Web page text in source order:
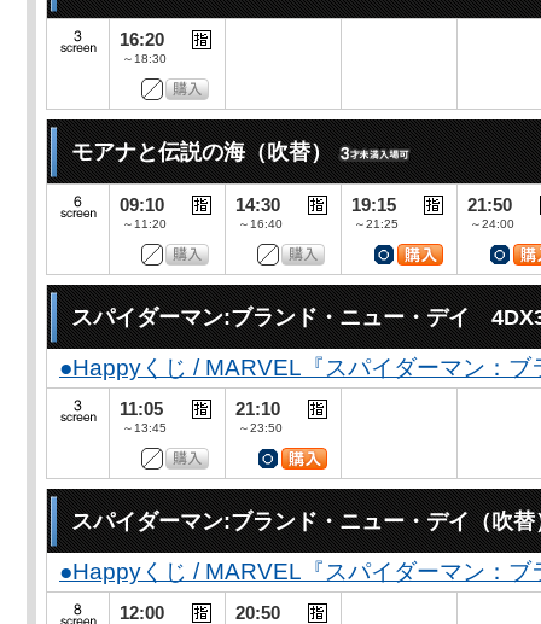
16:20
～18:30
モアナと伝説の海（吹替）
09:10
～11:20
14:30
～16:40
19:15
～21:25
21:50
～24:00
スパイダーマン:ブランド・ニュー・デイ
●Happyくじ / MARVEL『スパイダーマン：
11:05
～13:45
21:10
～23:50
スパイダーマン:ブランド・ニュー・デイ（吹替
●Happyくじ / MARVEL『スパイダーマン：
12:00 20:50